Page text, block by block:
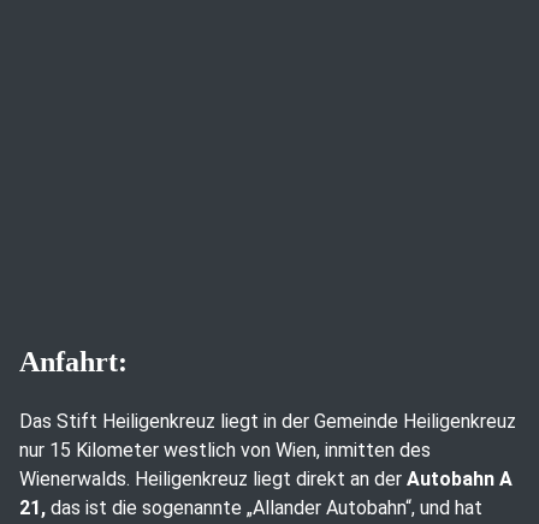
Anfahrt:
Das Stift Heiligenkreuz liegt in der Gemeinde Heiligenkreuz
nur 15 Kilometer westlich von Wien, inmitten des
Wienerwalds. Heiligenkreuz liegt direkt an der Autobahn A
21, das ist die sogenannte „Allander Autobahn“, und hat